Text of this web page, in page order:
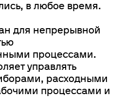
в любое время.
для непрерывной
процессами.
управлять
расходными
процессами и